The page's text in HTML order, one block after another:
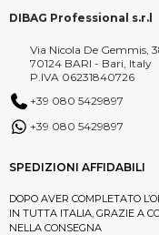
DIBAG Professional s.r.l
Via Nicola De Gemmis,
70124 BARI - Bari, Italy
P.IVA 06231840726
+39 080 5429897
+39 080 5429897
SPEDIZIONI AFFIDABILI
DOPO AVER COMPLETATO
IN TUTTA ITALIA, GRAZIE A
NELLA CONSEGNA